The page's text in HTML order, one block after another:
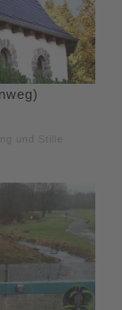
und Stille